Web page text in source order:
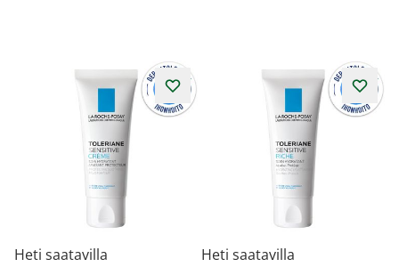
Heti saatavilla
Heti saatavilla